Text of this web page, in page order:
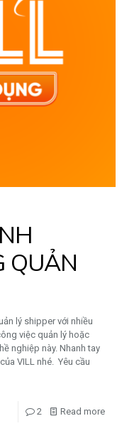
QUẢN
lý shipper với nhiều
việc quản lý hoặc
nghiệp này. Nhanh tay
VILL nhé. Yêu cầu
2 Read more